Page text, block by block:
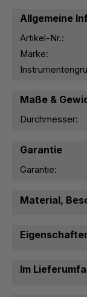
Allgemeine
Artikel-Nr.:
Marke:
Maße &
Durchmesser:
Garantie
Garantie:
Material,
Im